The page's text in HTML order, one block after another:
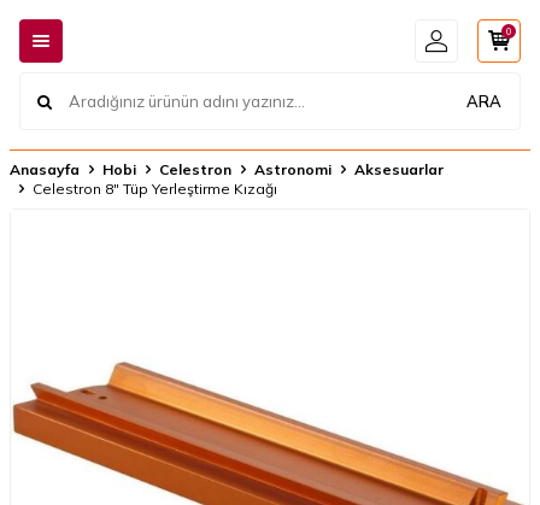
ARA
0
Anasayfa Hobi Celestron Astronomi
Aksesuarlar
Celestron 8" Tüp Yerleştirme Kızağı